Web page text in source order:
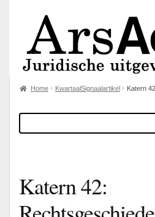
Home KwartaalSignaalartikel Katern
Katern 42: